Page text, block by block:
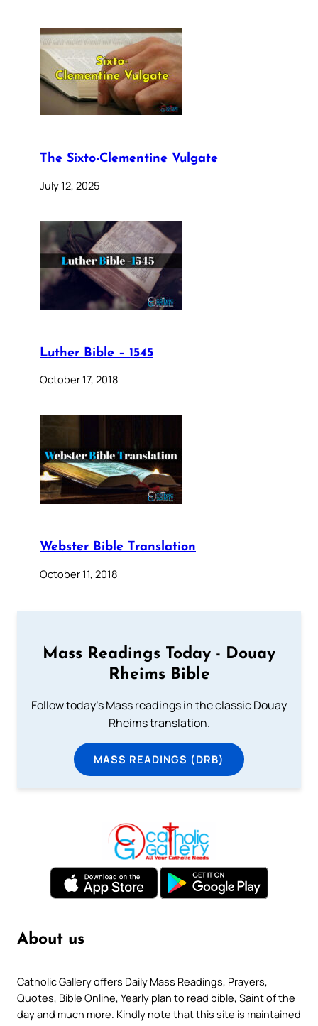
The Sixto-Clementine Vulgate
July 12, 2025
Luther Bible – 1545
October 17, 2018
Webster Bible Translation
October 11, 2018
Mass Readings Today - Douay
Rheims Bible
Follow today's Mass readings in the classic Douay
Rheims translation.
MASS READINGS (DRB)
About us
Catholic Gallery offers Daily Mass Readings, Prayers,
Quotes, Bible Online, Yearly plan to read bible, Saint of the
day and much more. Kindly note that this site is maintained